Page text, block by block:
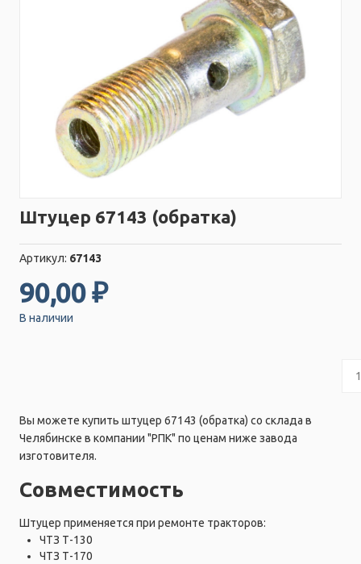
Штуцер 67143 (обратка)
Артикул: 67143
90,00 ₽
В наличии
Вы можете купить штуцер 67143 (обратка) со склада в
Челябинске в компании "РПК" по ценам ниже завода
изготовителя.
Совместимость
Штуцер применяется при ремонте тракторов:
ЧТЗ Т-130
ЧТЗ Т-170